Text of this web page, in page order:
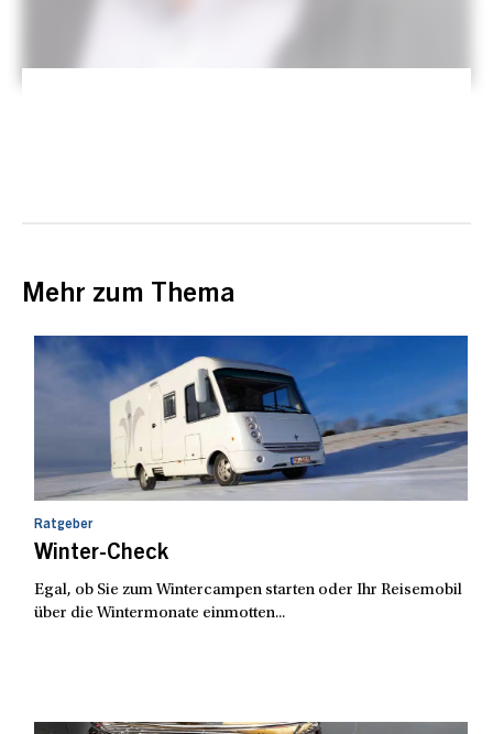
Mehr zum Thema
Ratgeber
Winter-Check
Egal, ob Sie zum Wintercampen starten oder Ihr Reisemobil
über die Wintermonate einmotten...